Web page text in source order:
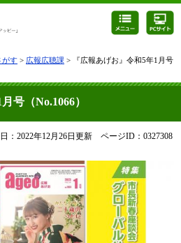
がす > 広報広聴課 > 『広報あげお』令和5年1月号
号（No.1066）
：2022年12月26日更新 ページID：0327308